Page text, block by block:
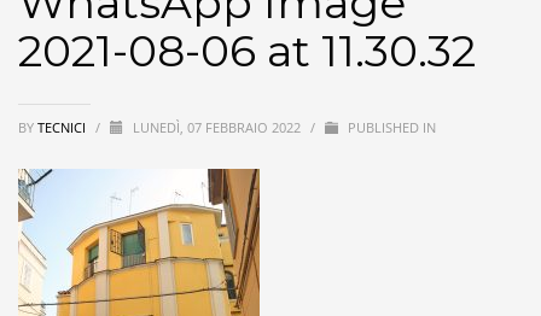
2021-08-06 at 11.30.32
BY TECNICI / LUNEDÌ, 07 FEBBRAIO 2022 / PUBLISHED IN